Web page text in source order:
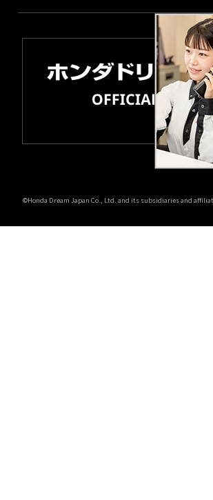
©Honda Dream Japan Co., Ltd. and its subsidiaries and